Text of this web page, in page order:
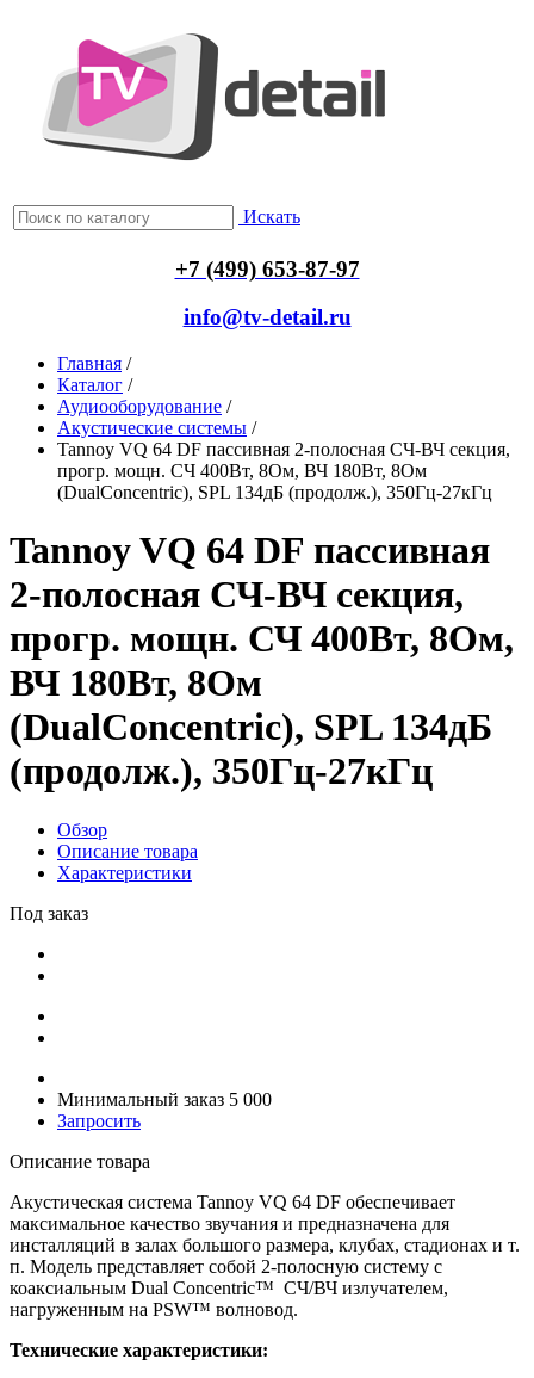
Искать
+7 (499) 653-87-97
info@tv-detail.ru
Главная /
Каталог /
Аудиооборудование /
Акустические системы /
Tannoy VQ 64 DF пассивная 2-полосная СЧ-ВЧ секция,
прогр. мощн. СЧ 400Вт, 8Ом, ВЧ 180Вт, 8Ом
(DualConcentric), SPL 134дБ (продолж.), 350Гц-27кГц
Tannoy VQ 64 DF пассивная
2-полосная СЧ-ВЧ секция,
прогр. мощн. СЧ 400Вт, 8Ом,
ВЧ 180Вт, 8Ом
(DualConcentric), SPL 134дБ
(продолж.), 350Гц-27кГц
Обзор
Описание товара
Характеристики
Под заказ
Минимальный заказ 5 000
Запросить
Описание товара
Акустическая система Tannoy VQ 64 DF обеспечивает
максимальное качество звучания и предназначена для
инсталляций в залах большого размера, клубах, стадионах и т.
п. Модель представляет собой 2-полосную систему с
коаксиальным Dual Concentric™ СЧ/ВЧ излучателем,
нагруженным на PSW™ волновод.
Технические характеристики: